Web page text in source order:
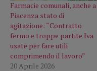
Farmacie comunali, anche a
Piacenza stato di
agitazione: “Contratto
fermo e troppe partite Iva
usate per fare utili
comprimendo il lavoro”
20 Aprile 2026